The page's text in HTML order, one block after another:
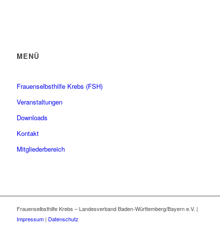
MENÜ
Frauenselbsthilfe Krebs (FSH)
Veranstaltungen
Downloads
Kontakt
Mitgliederbereich
Frauenselbsthilfe Krebs – Landesverband Baden-Württemberg/Bayern e.V. |
Impressum| Datenschutz